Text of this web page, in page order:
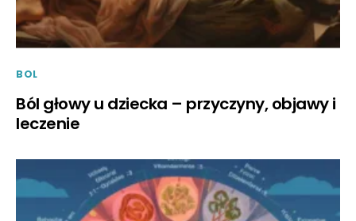
BOL
Ból głowy u dziecka – przyczyny, objawy i
leczenie